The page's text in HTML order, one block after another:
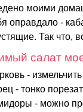
моими
оправдало -
Так что,
салат
-
- тонко
- можно